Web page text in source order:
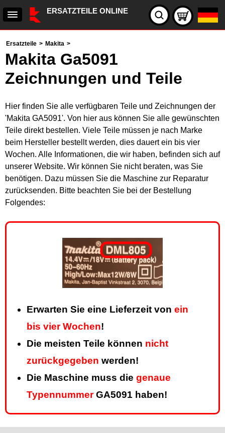
ERSATZTEILE ONLINE
Ersatzteile > Makita >
Makita Ga5091
Zeichnungen und Teile
Hier finden Sie alle verfügbaren Teile und Zeichnungen der
'Makita GA5091'. Von hier aus können Sie alle gewünschten
Teile direkt bestellen. Viele Teile müssen je nach Marke
beim Hersteller bestellt werden, dies dauert ein bis vier
Wochen. Alle Informationen, die wir haben, befinden sich auf
unserer Website. Wir können Sie nicht beraten, was Sie
benötigen. Dazu müssen Sie die Maschine zur Reparatur
zurücksenden. Bitte beachten Sie bei der Bestellung
Folgendes:
Erwarten Sie eine Lieferzeit von ein
bis vier Wochen!
Die meisten Teile können nicht
zurückgegeben werden!
Die Maschine muss die genaue
TypennummerGA5091 haben!